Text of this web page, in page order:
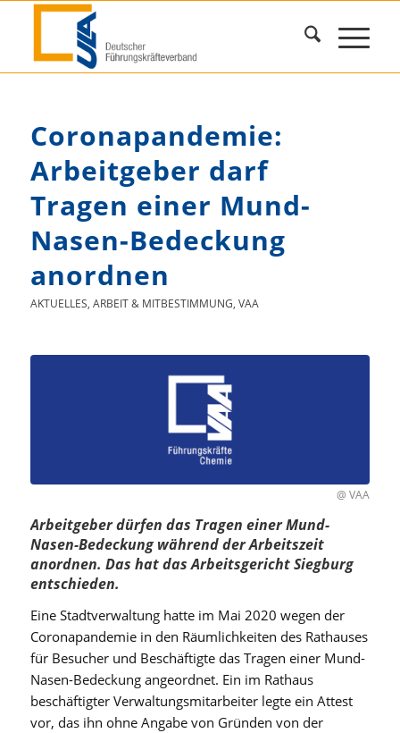
Coronapandemie:
Arbeitgeber darf
Tragen einer Mund-
Nasen-Bedeckung
anordnen
AKTUELLES, ARBEIT & MITBESTIMMUNG, VAA
@ VAA
Arbeitgeber dürfen das Tragen einer Mund-
Nasen-Bedeckung während der Arbeitszeit
anordnen. Das hat das Arbeitsgericht Siegburg
entschieden.
Eine Stadtverwaltung hatte im Mai 2020 wegen der
Coronapandemie in den Räumlichkeiten des Rathauses
für Besucher und Beschäftigte das Tragen einer Mund-
Nasen-Bedeckung angeordnet. Ein im Rathaus
beschäftigter Verwaltungsmitarbeiter legte ein Attest
vor, das ihn ohne Angabe von Gründen von der